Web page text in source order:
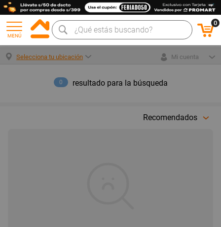
MENÚ
0
Selecciona tu ubicación Mi cuenta
0 resultado para la búsqueda
Recomendados